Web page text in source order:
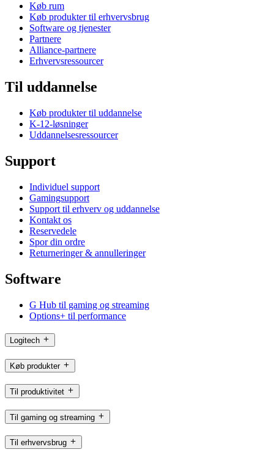
Køb rum
Køb produkter til erhvervsbrug
Software og tjenester
Partnere
Alliance-partnere
Erhvervsressourcer
Til uddannelse
Køb produkter til uddannelse
K-12-løsninger
Uddannelsesressourcer
Support
Individuel support
Gamingsupport
Support til erhverv og uddannelse
Kontakt os
Reservedele
Spor din ordre
Returneringer & annulleringer
Software
G Hub til gaming og streaming
Options+ til performance
Logitech
Køb produkter
Til produktivitet
Til gaming og streaming
Til erhvervsbrug